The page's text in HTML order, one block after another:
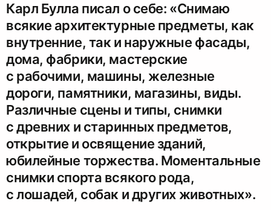
Карл Булла писал о себе: «Снимаю
всякие архитектурные предметы, как
внутренние, так и наружные фасады,
дома, фабрики, мастерские
с рабочими, машины, железные
дороги, памятники, магазины, виды.
Различные сцены и типы, снимки
с древних и старинных предметов,
открытие и освящение зданий,
юбилейные торжества. Моментальные
снимки спорта всякого рода,
с лошадей, собак и других животных».